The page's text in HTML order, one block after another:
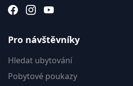
Pro návštěvníky
Hledat ubytování
Pobytové poukazy